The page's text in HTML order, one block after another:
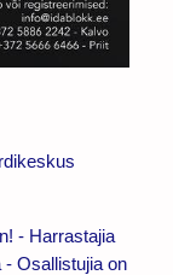
- Harrastajia
Osallistujia on